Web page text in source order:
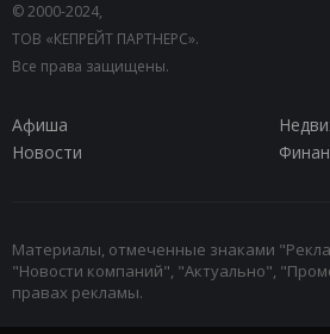
© 2000-2024,
ТОВ «КЕПРЕЙТ ПАРТНЕРС».
Все права защищены.
Афиша
Новости
Материалы, отмеченные знаками
"Новости компаний", "Актуально",
правах рекламы.